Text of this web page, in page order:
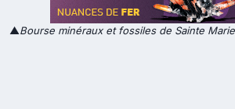
▲Bourse minéraux et fossiles de Sainte